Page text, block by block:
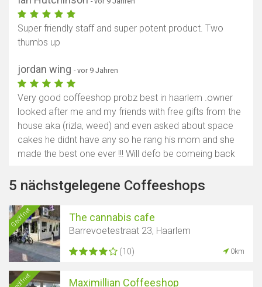
Super friendly staff and super potent product. Two
thumbs up
jordan wing - vor 9 Jahren
Very good coffeeshop probz best in haarlem .owner
looked after me and my friends with free gifts from the
house aka (rizla, weed) and even asked about space
cakes he didnt have any so he rang his mom and she
made the best one ever !!! Will defo be comeing back
5 nächstgelegene Coffeeshops
Geöffnet The cannabis cafe
Barrevoetestraat 23, Haarlem
(10) 0km
Geöffnet Maximillian Coffeeshop